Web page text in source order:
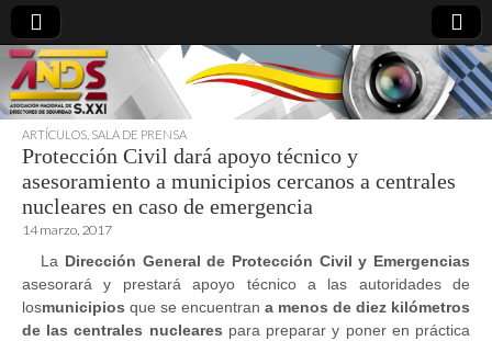
directoresdeseguridad.es
ARTÍCULOS SALA DE PRENSA
Protección Civil dará apoyo técnico y
asesoramiento a municipios cercanos a centrales
nucleares en caso de emergencia
14 marzo, 2017
La Dirección General de Protección Civil y Emergencias
asesorará y prestará apoyo técnico a las autoridades de
losmunicipios que se encuentran a menos de diez kilómetros
de las centrales nucleares para preparar y poner en práctica